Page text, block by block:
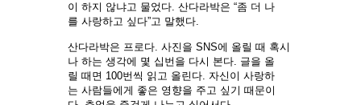
이 하지 않냐고 물었다. 산다라박은 “좀 더 나
를 사랑하고 싶다”고 말했다.
산다라박은 프로다. 사진을 SNS에 올릴 때 혹시
나 하는 생각에 몇 십번을 다시 본다. 글을 올
릴 때면 100번씩 읽고 올린다. 자신이 사랑하
는 사람들에게 좋은 영향을 주고 싶기 때문이